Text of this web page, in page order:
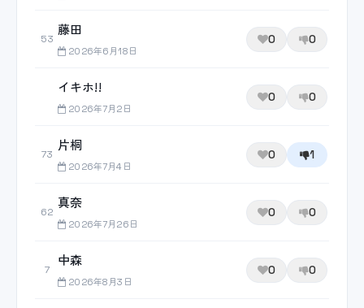
53
藤田
2026年6月18日
0 0
イキホ!!
2026年7月2日
0 0
73
片桐
2026年7月4日
0 1
62
真奈
2026年7月26日
0 0
7
中森
2026年8月3日
0 0